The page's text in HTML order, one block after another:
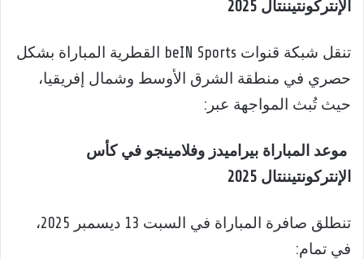
الإنتركونتيننتال 2025
تنقل شبكة قنوات beIN Sports القطرية المباراة بشكل
حصري في منطقة الشرق الأوسط وشمال إفريقيا،
حيث تُبث المواجهة عبر:
موعد المباراة بيراميدز وفلامينجو في كأس
الإنتركونتيننتال 2025
تنطلق صافرة المباراة في السبت 13 ديسمبر 2025،
في تمام: